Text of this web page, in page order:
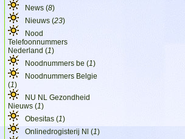
News (8)
Nieuws (23)
Nood
Telefoonnummers
Nederland (1)
Noodnummers be (1)
Noodnummers Belgie
(1)
NU NL Gezondheid
Nieuws (1)
Obesitas (1)
Onlinedrogisterij Nl (1)